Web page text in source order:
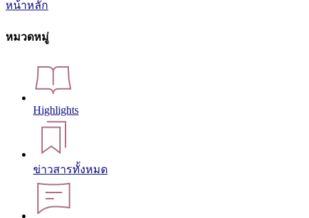
หน้าหลัก
หมวดหมู่
Highlights
ข่าวสารทั้งหมด